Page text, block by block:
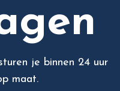
je binnen 24 uur
maat.